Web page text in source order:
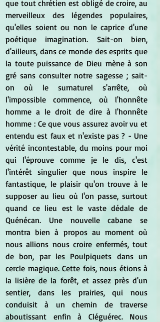
que tout chrétien est obligé de croire, au
merveilleux des légendes populaires,
qu'elles soient ou non le caprice d'une
poétique imagination. Sait-on bien,
d'ailleurs, dans ce monde des esprits que
la toute puissance de Dieu mène à son
gré sans consulter notre sagesse ; sait-
on où le surnaturel s'arrête, où
l'impossible commence, où l'honnête
homme a le droit de dire à l'honnête
homme : Ce que vous assurez avoir vu et
entendu est faux et n'existe pas ? - Une
vérité incontestable, du moins pour moi
qui l'éprouve comme je le dis, c'est
l'intérêt singulier que nous inspire le
fantastique, le plaisir qu'on trouve à le
supposer au lieu où l'on passe, surtout
quand ce lieu est le vaste dédale de
Quénécan. Une nouvelle cabane se
montra bien à propos au moment où
nous allions nous croire enfermés, tout
de bon, par les Poulpiquets dans un
cercle magique. Cette fois, nous étions à
la lisière de la forêt, et assez près d'un
sentier, dans les prairies, qui nous
conduisit à un chemin de traverse
aboutissant enfin à Cléguérec. Nous